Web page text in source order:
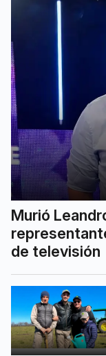
Murió
de televisión